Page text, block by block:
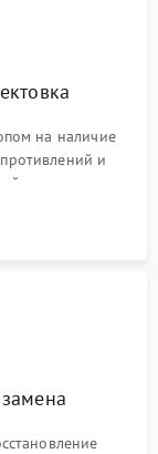
на наличие
и
питания,